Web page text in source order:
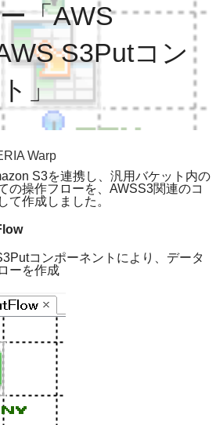
「AWS
S3Putコン
」
Warp
S3を連携し、汎用バケット内の
の操作フローを、 AWSS3関連のコ
て作成しました。
コンポーネントにより、データ
ーを作成